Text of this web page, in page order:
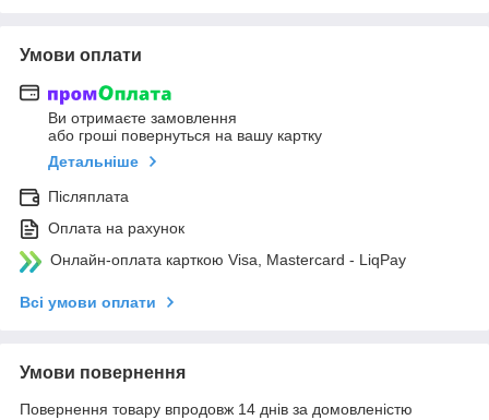
Умови оплати
Ви отримаєте замовлення
або гроші повернуться на вашу картку
Детальніше
Післяплата
Оплата на рахунок
Онлайн-оплата карткою Visa, Mastercard - LiqPay
Всі умови оплати
Умови повернення
Повернення товару впродовж 14 днів за домовленістю